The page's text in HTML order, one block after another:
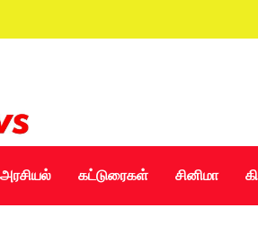
அரசியல் கட்டுரைகள் சினிமா